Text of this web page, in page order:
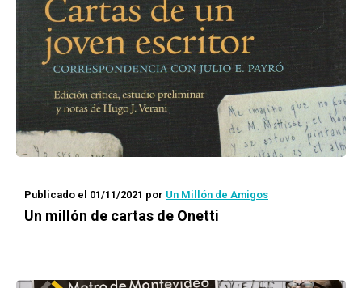
Publicado el 01/11/2021 por Un Millón de Amigos
Un millón de cartas de Onetti